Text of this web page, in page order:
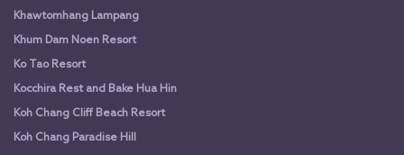
Khawtomhang Lampang
Khum Dam Noen Resort
Ko Tao Resort
Kocchira Rest and Bake Hua Hin
Koh Chang Cliff Beach Resort
Koh Chang Paradise Hill